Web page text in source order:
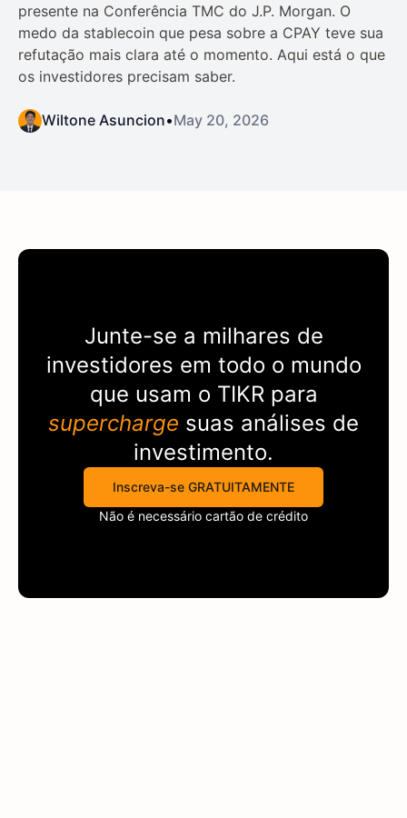
presente na Conferência TMC do J.P. Morgan. O
medo da stablecoin que pesa sobre a CPAY teve sua
refutação mais clara até o momento. Aqui está o que
os investidores precisam saber.
Wiltone Asuncion•May 20, 2026
Junte-se a milhares de
investidores em todo o mundo
que usam o TIKRpara
supercharge suas análises de
investimento.
Inscreva-se GRATUITAMENTE
Não é necessário cartão de crédito